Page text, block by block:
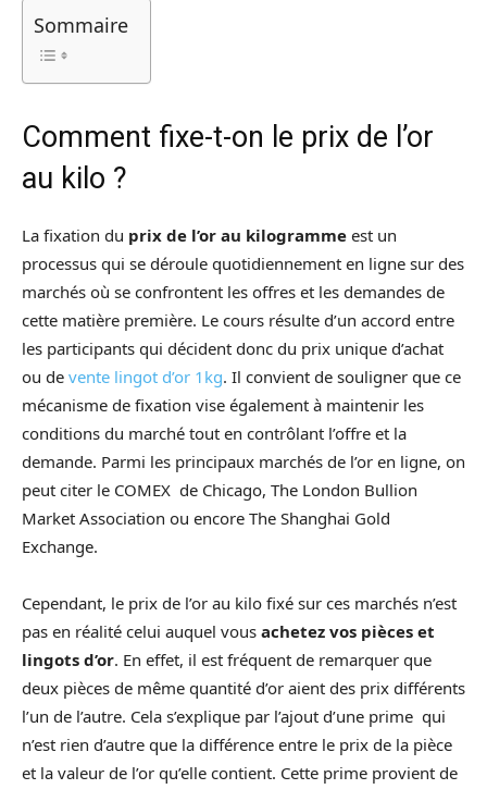
Sommaire
Comment fixe-t-on le prix de l’or
au kilo ?
La fixation du prix de l’or au kilogramme est un
processus qui se déroule quotidiennement en ligne sur des
marchés où se confrontent les offres et les demandes de
cette matière première. Le cours résulte d’un accord entre
les participants qui décident donc du prix unique d’achat
ou de vente lingot d’or 1kg. Il convient de souligner que ce
mécanisme de fixation vise également à maintenir les
conditions du marché tout en contrôlant l’offre et la
demande. Parmi les principaux marchés de l’or en ligne, on
peut citer le COMEX de Chicago, The London Bullion
Market Association ou encore The Shanghai Gold
Exchange.
Cependant, le prix de l’or au kilo fixé sur ces marchés n’est
pas en réalité celui auquel vous achetez vos pièces et
lingots d’or. En effet, il est fréquent de remarquer que
deux pièces de même quantité d’or aient des prix différents
l’un de l’autre. Cela s’explique par l’ajout d’une prime qui
n’est rien d’autre que la différence entre le prix de la pièce
et la valeur de l’or qu’elle contient. Cette prime provient de